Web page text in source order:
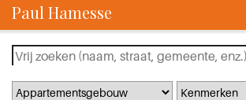
Paul Hamesse